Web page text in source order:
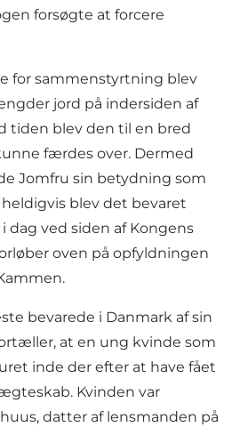
forsøgte at forcere
for sammenstyrtning blev
jord på indersiden af
tiden blev den til en bred
færdes over. Dermed
Jomfru sin betydning som
blev det bevaret
dag ved siden af Kongens
oven på opfyldningen
bevarede i Danmark af sin
at en ung kvinde som
inde der efter at have fået
Kvinden var
datter af lensmanden på